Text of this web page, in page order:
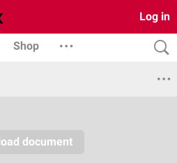
Log in
Shop